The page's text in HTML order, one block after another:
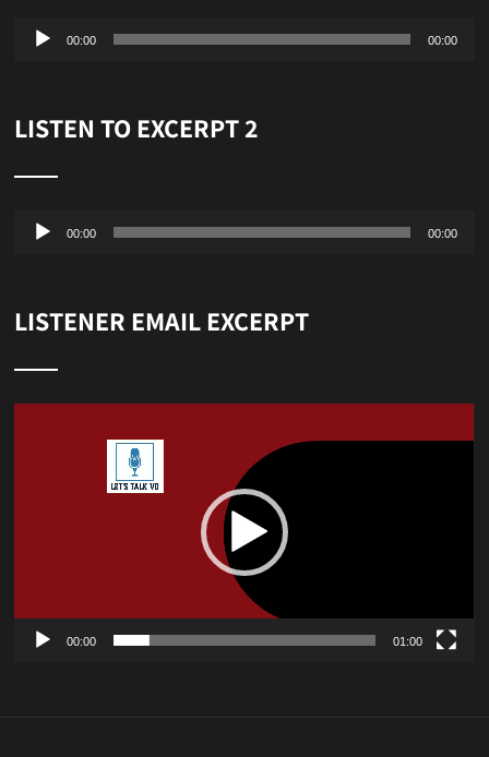
Audio
00:00 00:00
LISTEN TO EXCERPT 2
Audio
00:00 00:00
LISTENER EMAIL EXCERPT
00:00 01:00